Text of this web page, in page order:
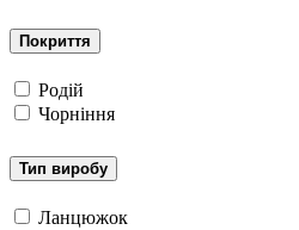
Покриття
Родій
Чорніння
Тип виробу
Ланцюжок